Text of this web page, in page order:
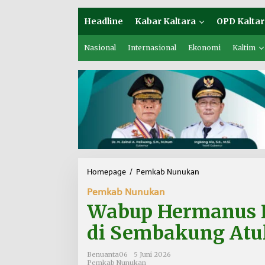
Headline Kabar Kaltara OPD
Nasional Internasional Ekonomi Kaltim
Homepage / Pemkab Nunukan
Pemkab Nunukan
Wabup
di Sembakung
Benuanta06
5 Juni 2026
Pemkab Nunukan